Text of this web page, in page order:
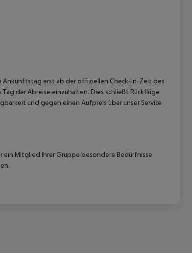
Ankunftstag erst ab der offiziellen Check-In-Zeit des
der Abreise einzuhalten. Dies schließt Rückflüge
und gegen einen Aufpreis über unser Service
Mitglied Ihrer Gruppe besondere Bedürfnisse